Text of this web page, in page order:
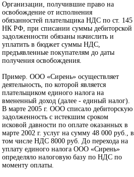
Организации, получившие право на
освобождение от исполнения
обязанностей плательщика НДС по ст. 145
НК РФ, при списании суммы дебиторской
задолженности обязаны начислить и
уплатить в бюджет суммы НДС,
предъявленные покупателям до даты
получения освобождения.
Пример. ООО «Сирень» осуществляет
деятельность, по которой является
плательщиком единого налога на
вмененный доход (далее - единый налог).
В марте 2005 г. ООО списало дебиторскую
задолженность с истекшим сроком
исковой давности по оплате оказанных в
марте 2002 г. услуг на сумму 48 000 руб., в
том числе НДС 8000 руб. До перехода на
уплату единого налога ООО «Сирень»
определяло налоговую базу по НДС по
моменту оплаты.